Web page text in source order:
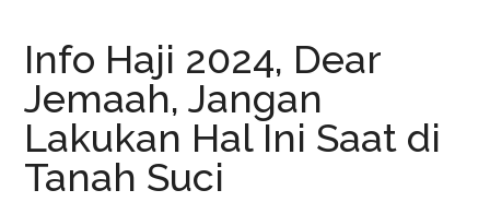
Info Haji 2024, Dear
Jemaah, Jangan
Lakukan Hal Ini Saat di
Tanah Suci